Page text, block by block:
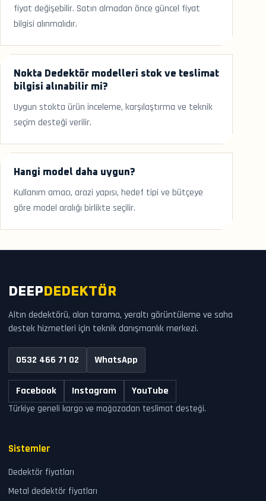
fiyat değişebilir. Satın almadan önce güncel fiyat
bilgisi alınmalıdır.
Nokta Dedektör modelleri stok ve teslimat
bilgisi alınabilir mi?
Uygun stokta ürün inceleme, karşılaştırma ve teknik
seçim desteği verilir.
Hangi model daha uygun?
Kullanım amacı, arazi yapısı, hedef tipi ve bütçeye
göre model aralığı birlikte seçilir.
DEEP DEDEKTÖR
Altın dedektörü, alan tarama, yeraltı görüntüleme ve saha
destek hizmetleri için teknik danışmanlık merkezi.
0532 466 71 02 WhatsApp
Facebook Instagram YouTube
Türkiye geneli kargo ve mağazadan teslimat desteği.
Sistemler
Dedektör fiyatları
Metal dedektör fiyatları